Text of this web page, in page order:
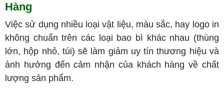
Hàng
Việc sử dụng nhiều loại vật liệu, màu sắc, hay logo in
không chuẩn trên các loại bao bì khác nhau (thùng
lớn, hộp nhỏ, túi) sẽ làm giảm uy tín thương hiệu và
ảnh hưởng đến cảm nhận của khách hàng về chất
lượng sản phẩm.